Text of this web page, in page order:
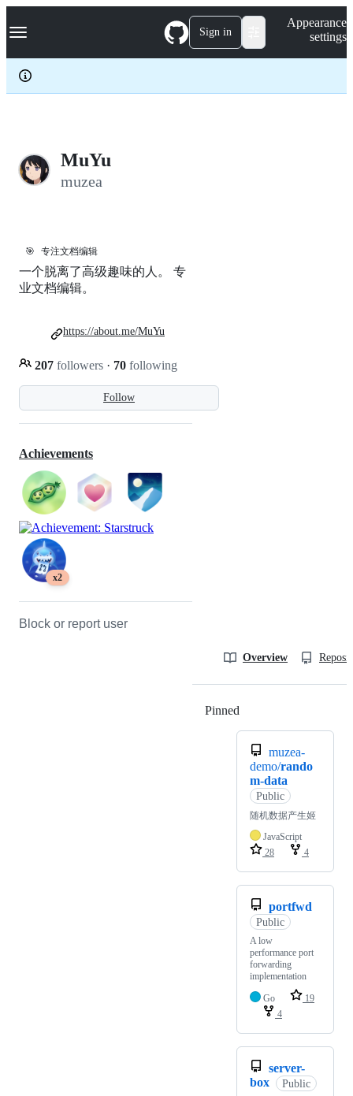
k
p
c
Navigation Menu Sign in
Appearance
settings
MuYu
muzea
🎯 专注文档编辑
Follow
一个脱离了高级趣味的人。 专
业文档编辑。
207 followers · 70 following
https://about.me/MuYu
Achievements
x2
Block or report user
Overview
Pinned
muzea-
demo/rando
m-data
Public
随机数据产生姬
JavaScript
28
4
portfwd
Public
A low
performance port
forwarding
implementation
Go
19
4
server-
box
Public